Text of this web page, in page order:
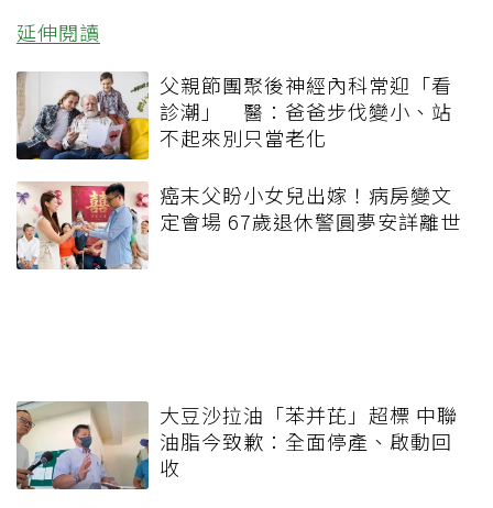
延伸閱讀
父親節團聚後神經內科常迎「看
診潮」 醫：爸爸步伐變小、站
不起來別只當老化
癌末父盼小女兒出嫁！病房變文
定會場 67歲退休警圓夢安詳離世
大豆沙拉油「苯并芘」超標 中聯
油脂今致歉：全面停產、啟動回
收